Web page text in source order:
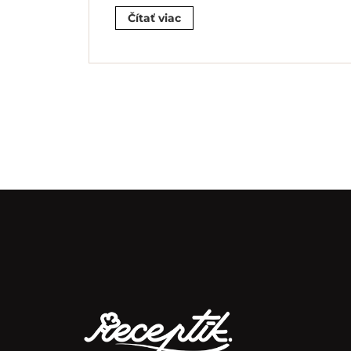
Čítať viac